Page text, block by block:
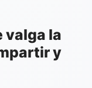
valga la
y